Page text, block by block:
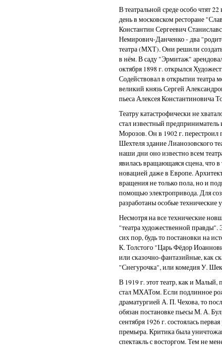
В театральной среде особо чтят
день в московском ресторане
Константин Сергеевич
Немирович-Данченко - два
театра (МХТ). Они решили
в нём. В саду "Эрмитаж"
октября 1898 г. открылся
Содействовал в открытии театра
великий князь Сергей
пьеса Алексея Константиновича
Театру катастрофически не
стал известный
Морозов. Он в 1902 г. перестроил
Шехтеля здание Лианозовского
наши дни оно известно всем
явилась вращающаяся сцена, что
новацией даже в Европе.
вращения не только пола, но и
помощью электропривода. Для
разработаны особые технические
Несмотря на все технические
"театра художественной правды".
сих пор, будь то постановки на
К. Толстого "Царь Фёдор
или сказочно-фантазийные, как
"Снегурочка", или комедия У.
В 1919 г. этот театр, как и Малый,
стал МХАТом. Если подлинное
драматургией А. П. Чехова, то
обязан постановке пьесы М. А.
сентября 1926 г. состоялась
премьера. Критика была
спектакль с восторгом. Тем не